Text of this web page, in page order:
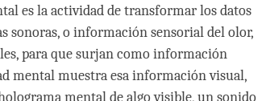
es la actividad de transformar los datos
sonoras, o información sensorial del olor,
para que surjan como información
mental muestra esa información visual,
mental de algo visible, un sonido